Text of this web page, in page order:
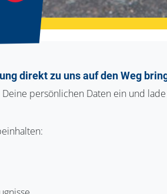
direkt zu uns auf den Weg
persönlichen Daten ein und